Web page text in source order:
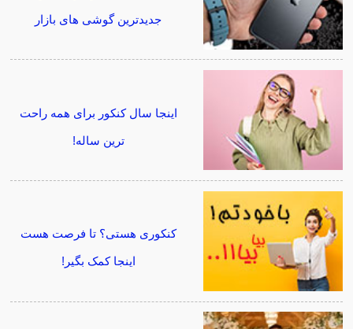
جدیدترین گوشی های بازار
اینجا سال کنکور برای همه راحت
ترین ساله!
کنکوری هستی؟ تا فرصت هست
اینجا کمک بگیر!